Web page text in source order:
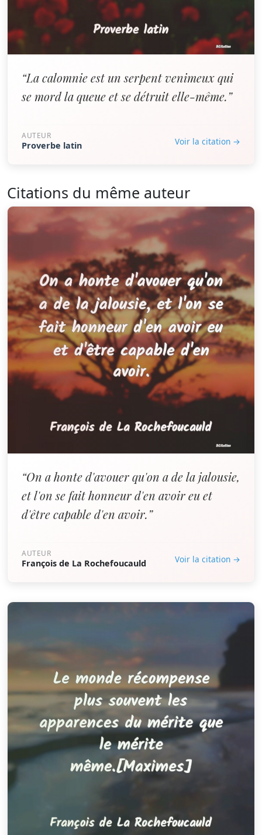
“La calomnie est un serpent venimeux qui
se mord la queue et se détruit elle-même.”
AUTEUR
Proverbe latin Voir la citation →
Citations du même auteur
“On a honte d'avouer qu'on a de la jalousie,
et l'on se fait honneur d'en avoir eu et
d'être capable d'en avoir.”
AUTEUR
François de La Rochefoucauld Voir la citation →